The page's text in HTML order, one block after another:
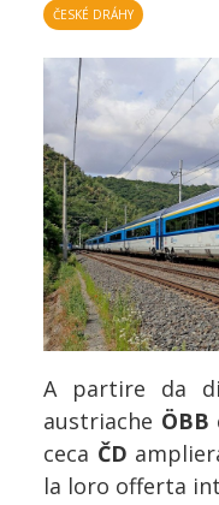
ČESKÉ DRÁHY
A partire da
austriache ÖBB
ceca ČD
la loro offerta